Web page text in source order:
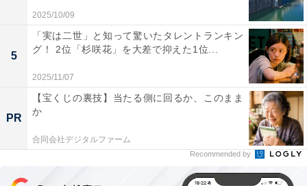
1位：田沢湖（仙北市）／80票
1位に輝いたのは、同じく仙北市に位置する「田沢湖」
でした。日本で最も深い湖として知られる田沢湖は、冬
2025/10/09
5
「実は二世」と知って驚いたタレントランキン
グ！ 2位「杉咲花」を大差で抑えた1位...
2025/11/07
PR
【宝くじの裏技】当たる側に回るか、このまま
か
合同会社デジタルファーム
Recommended by